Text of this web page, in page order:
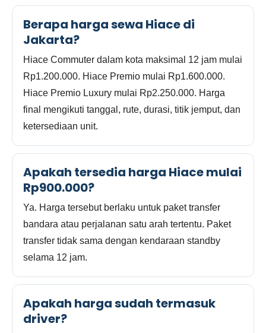
Berapa harga sewa Hiace di
Jakarta?
Hiace Commuter dalam kota maksimal 12 jam mulai
Rp1.200.000. Hiace Premio mulai Rp1.600.000.
Hiace Premio Luxury mulai Rp2.250.000. Harga
final mengikuti tanggal, rute, durasi, titik jemput, dan
ketersediaan unit.
Apakah tersedia harga Hiace mulai
Rp900.000?
Ya. Harga tersebut berlaku untuk paket transfer
bandara atau perjalanan satu arah tertentu. Paket
transfer tidak sama dengan kendaraan standby
selama 12 jam.
Apakah harga sudah termasuk
driver?